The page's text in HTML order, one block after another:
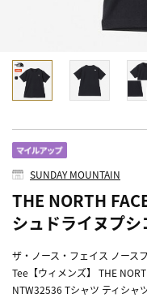
SUNDAY MOUNTAIN
THE NORTH
シュドライヌプシ
ザ・ノース・フェイス ノース
Tee【ウィメンズ】 THE
NTW32536 Tシャツ ティシャ